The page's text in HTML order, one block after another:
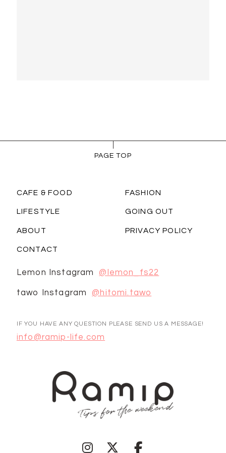
PAGE TOP
CAFE & FOOD FASHION
LIFESTYLE GOING OUT
ABOUT PRIVACY POLICY
CONTACT
Lemon Instagram @lemon_fs22
tawo Instagram @hitomi.tawo
IF YOU HAVE ANY QUESTION PLEASE SEND US A MESSAGE!
info@ramip-life.com